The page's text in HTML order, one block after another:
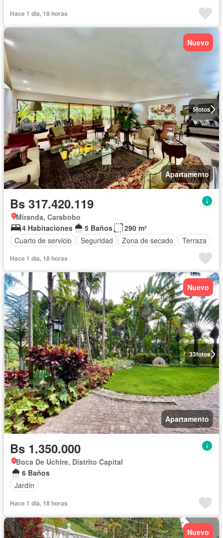
Hace 1 día, 18 horas
5fotos
Nuevo
Apartamento
Bs 317.420.119
Miranda, Carabobo
4 Habitaciones
5 Baños
290 m²
Cuarto de servicio
Seguridad Zona de secado Terraza
Hace 1 día, 18 horas
33fotos
Nuevo
Apartamento
Bs 1.350.000
Boca De Uchire, Distrito Capital
6 Baños
Jardín
Hace 1 día, 18 horas
Nuevo